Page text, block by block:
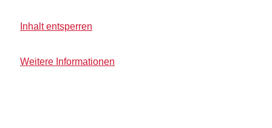
Inhalt entsperren
Weitere Informationen